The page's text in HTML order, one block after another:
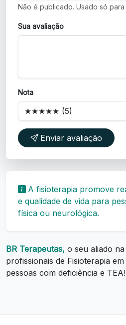
Não é publicado. Usado só
Sua avaliação
Nota
Enviar avaliação
A fisioterapia promove
e qualidade de vida para
física ou neurológica.
BR Terapeutas, o seu aliado
profissionais de Fisioterapia
pessoas com deficiência e TEA!